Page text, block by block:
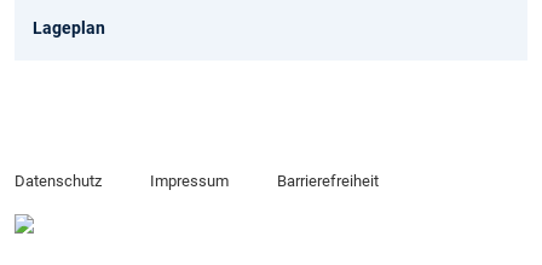
Lageplan
Datenschutz Impressum Barrierefreiheit